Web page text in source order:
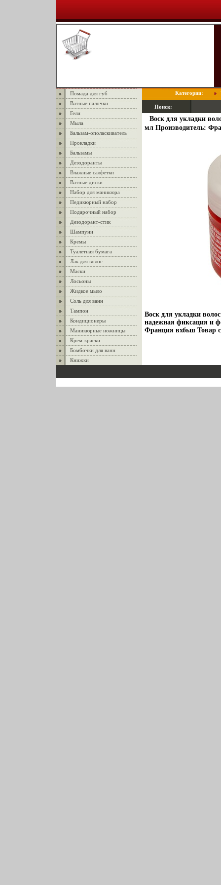
Помада для губ
Ватные палочки
Гели
Мыла
Бальзам-ополаскиватель
Прокладки
Бальзамы
Дезодоранты
Влажные салфетки
Ватные диски
Набор для маникюра
Педикюрный набор
Подарочный набор
Дезодорант-стик
Шампуни
Кремы
Туалетная бумага
Лак для волос
Маски
Лосьоны
Жидкое мыло
Соль для ванн
Тампон
Кондиционеры
Маникюрные ножницы
Крем-краски
Бомбочки для ванн
Книжки
Категории:
Поиск:
Воск для укладки
мл Производитель:
Воск для укладки
надежная фиксация и
Франция вхбьш Товар